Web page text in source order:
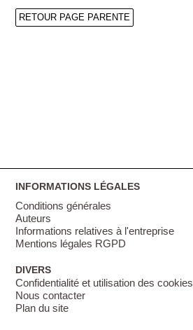
RETOUR PAGE PARENTE
INFORMATIONS LÉGALES
Conditions générales
Auteurs
Informations relatives à l'entreprise
Mentions légales RGPD
DIVERS
Confidentialité et utilisation des cookies
Nous contacter
Plan du site